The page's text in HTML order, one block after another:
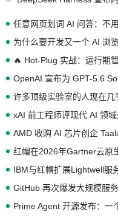
任意网页划词 AI 问答：不
为什么要开发又一个 AI 浏
🔥 Hot-Plug 实战：运行期
OpenAI 宣布为 GPT-5.6
许多顶级实验室的人现在几
xAI 前工程师评现代 AI 领
红帽在2026年Gartner云原
GitHub 再次爆发大规模服